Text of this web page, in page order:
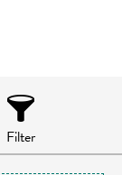
aux
Filter